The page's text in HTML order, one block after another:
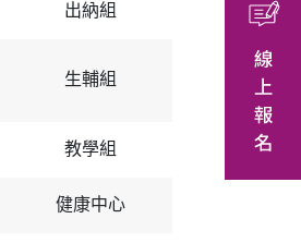
出納組
生輔組
教學組
健康中心